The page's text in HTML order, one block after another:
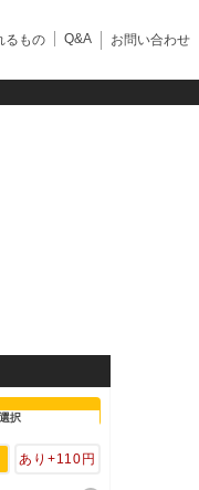
るもの Q&A お問い合わせ
択
あり +110円